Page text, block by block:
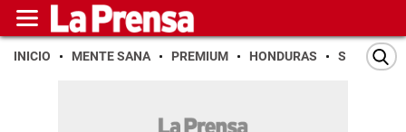
INICIO MENTE SANA PREMIUM HONDURAS SAN PEDRO